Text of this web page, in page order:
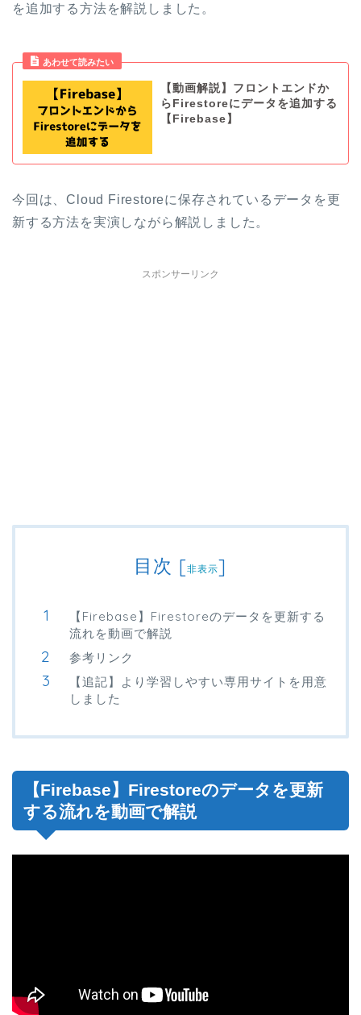
を追加する方法を解説しました。
あわせて読みたい
【動画解説】フロントエンドか
らFirestoreにデータを追加する
【Firebase】
今回は、Cloud Firestoreに保存されているデータを更
新する方法を実演しながら解説しました。
スポンサーリンク
目次 [非表示]
【Firebase】Firestoreのデータを更新する
流れを動画で解説
参考リンク
【追記】より学習しやすい専用サイトを用意
しました
【Firebase】Firestoreのデータを更新
する流れを動画で解説